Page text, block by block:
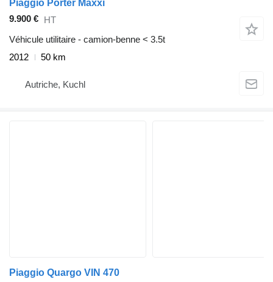
Piaggio Porter Maxxi
9.900 € HT
Véhicule utilitaire - camion-benne < 3.5t
2012
50 km
Autriche, Kuchl
Piaggio Quargo VIN 470